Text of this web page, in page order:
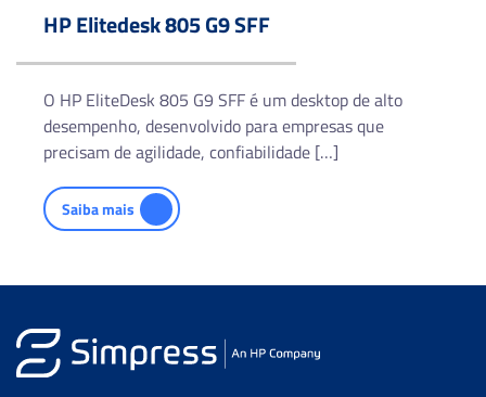
HP Elitedesk 805 G9 SFF
O HP EliteDesk 805 G9 SFF é um desktop de alto
desempenho, desenvolvido para empresas que
precisam de agilidade, confiabilidade […]
Saiba mais